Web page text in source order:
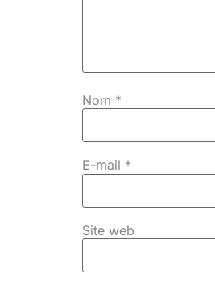
Nom *
E-mail *
Site web